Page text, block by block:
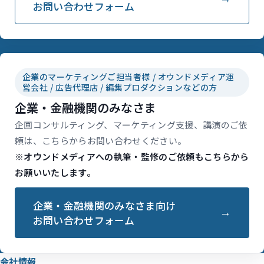
お問い合わせフォーム
企業のマーケティングご担当者様 / オウンドメディア運
営会社 / 広告代理店 / 編集プロダクションなどの方
企業・金融機関のみなさま
企画コンサルティング、マーケティング支援、講演のご依
頼は、こちらからお問い合わせください。
※オウンドメディアへの執筆・監修のご依頼もこちらから
お願いいたします。
企業・金融機関のみなさま向け
お問い合わせフォーム
会社情報